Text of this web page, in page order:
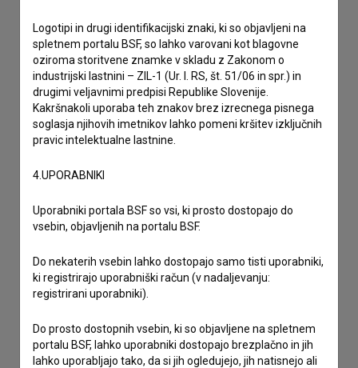
Sprejemamsplošne pogojein dajemsoglasjeza
zbiranje, hrambo in obdelavo osebnih podatkov.
Logotipi in drugi identifikacijski znaki, ki so objavljeni na
spletnem portalu BSF, so lahko varovani kot blagovne
oziroma storitvene znamke v skladu z Zakonom o
industrijski lastnini – ZIL-1 (Ur. l. RS, št. 51/06 in spr.) in
drugimi veljavnimi predpisi Republike Slovenije.
Kakršnakoli uporaba teh znakov brez izrecnega pisnega
soglasja njihovih imetnikov lahko pomeni kršitev izključnih
pravic intelektualne lastnine.
4.UPORABNIKI
Uporabniki portala BSF so vsi, ki prosto dostopajo do
vsebin, objavljenih na portalu BSF.
Do nekaterih vsebin lahko dostopajo samo tisti uporabniki,
ki registrirajo uporabniški račun (v nadaljevanju:
registrirani uporabniki).
Do prosto dostopnih vsebin, ki so objavljene na spletnem
portalu BSF, lahko uporabniki dostopajo brezplačno in jih
lahko uporabljajo tako, da si jih ogledujejo, jih natisnejo ali